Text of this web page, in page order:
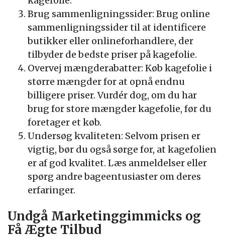
Brug sammenligningssider: Brug online
sammenligningssider til at identificere
butikker eller onlineforhandlere, der
tilbyder de bedste priser på kagefolie.
Overvej mængderabatter: Køb kagefolie i
større mængder for at opnå endnu
billigere priser. Vurdér dog, om du har
brug for store mængder kagefolie, før du
foretager et køb.
Undersøg kvaliteten: Selvom prisen er
vigtig, bør du også sørge for, at kagefolien
er af god kvalitet. Læs anmeldelser eller
spørg andre bageentusiaster om deres
erfaringer.
Undgå Marketinggimmicks og
Få Ægte Tilbud